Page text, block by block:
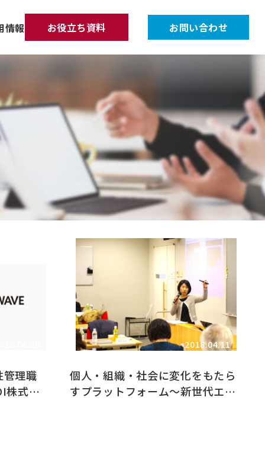
情報 お役立ち資料 お問い合わせ
管理職
株式会
2018.04.11
個人・組織・社会に変化をもたら
すプラットフォーム〜新世代エイ